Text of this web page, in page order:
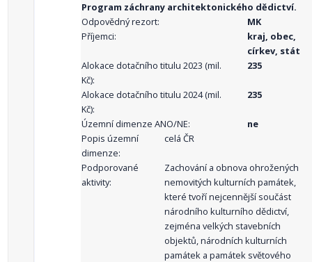
Program záchrany architektonického dědictví.
Odpovědný rezort:
MK
Příjemci:
kraj, obec,
církev, stát
Alokace dotačního titulu 2023 (mil.
Kč):
235
Alokace dotačního titulu 2024 (mil.
Kč):
235
Územní dimenze ANO/NE:
ne
Popis územní
dimenze:
celá ČR
Podporované
aktivity:
Zachování a obnova ohrožených
nemovitých kulturních památek,
které tvoří nejcennější součást
národního kulturního dědictví,
zejména velkých stavebních
objektů, národních kulturních
památek a památek světového